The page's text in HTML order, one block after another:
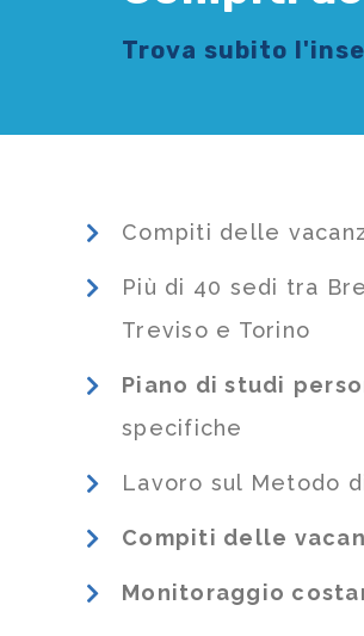
Trova subito l'
Compiti delle
Più di 40 sedi tra
Treviso e Torino
Piano di studi
specifiche
Lavoro sul Metodo
Compiti delle
Monitoraggio